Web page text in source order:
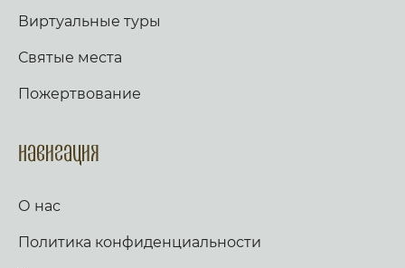
Виртуальные туры
Святые места
Пожертвование
Навигация
О нас
Политика конфиденциальности